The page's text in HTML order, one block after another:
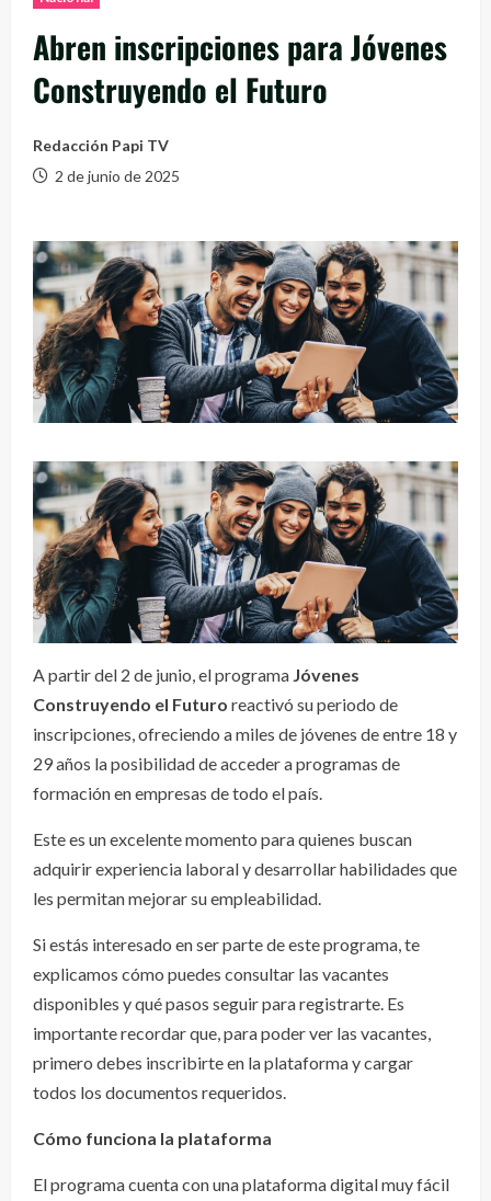
Abren inscripciones para Jóvenes
Construyendo el Futuro
Redacción Papi TV
2 de junio de 2025
A partir del 2 de junio, el programa Jóvenes
Construyendo el Futuro reactivó su periodo de
inscripciones, ofreciendo a miles de jóvenes de entre 18 y
29 años la posibilidad de acceder a programas de
formación en empresas de todo el país.
Este es un excelente momento para quienes buscan
adquirir experiencia laboral y desarrollar habilidades que
les permitan mejorar su empleabilidad.
Si estás interesado en ser parte de este programa, te
explicamos cómo puedes consultar las vacantes
disponibles y qué pasos seguir para registrarte. Es
importante recordar que, para poder ver las vacantes,
primero debes inscribirte en la plataforma y cargar
todos los documentos requeridos.
Cómo funciona la plataforma
El programa cuenta con una plataforma digital muy fácil